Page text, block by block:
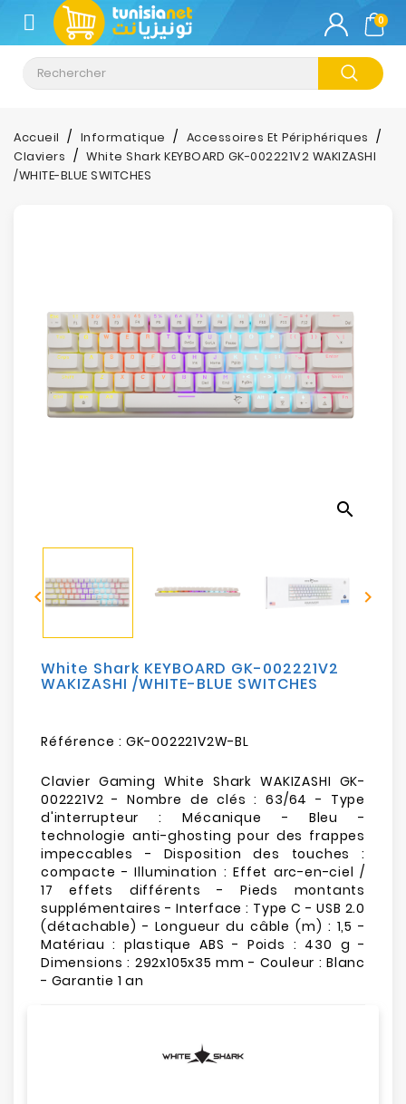
CATÉGORIE
Climatisation
Informatique
Téléphonie
Son-
Photos
Sécurité
Mobilités
Loisirs
0
Accueil Informatique
Accessoires Et Périphériques
Claviers
White Shark KEYBOARD GK-002221V2 WAKIZASHI
/WHITE-BLUE SWITCHES
search
 
White Shark KEYBOARD GK-002221V2
WAKIZASHI /WHITE-BLUE SWITCHES
Référence : GK-002221V2W-BL
Clavier Gaming White Shark WAKIZASHI GK-
002221V2 - Nombre de clés : 63/64 - Type
d'interrupteur : Mécanique - Bleu -
technologie anti-ghosting pour des frappes
impeccables - Disposition des touches :
compacte - Illumination : Effet arc-en-ciel /
17 effets différents - Pieds montants
supplémentaires - Interface : Type C - USB 2.0
(détachable) - Longueur du câble (m) : 1,5 -
Matériau : plastique ABS - Poids : 430 g -
Dimensions : 292x105x35 mm - Couleur : Blanc
- Garantie 1 an